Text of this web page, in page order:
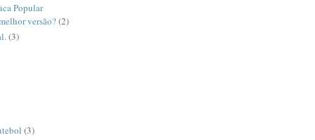
Popular
versão?(2)
(3)
(3)